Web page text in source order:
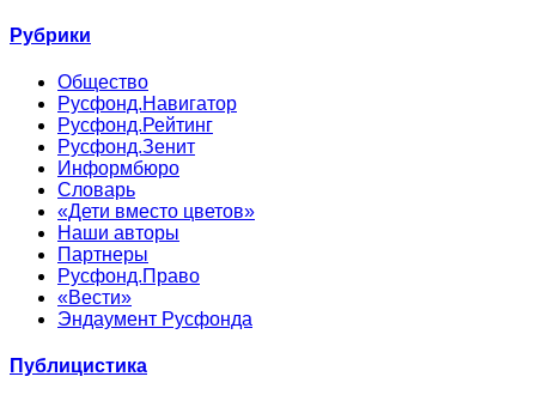
Рубрики
Общество
Русфонд.Навигатор
Русфонд.Рейтинг
Русфонд.Зенит
Информбюро
Словарь
«Дети вместо цветов»
Наши авторы
Партнеры
Русфонд.Право
«Вести»
Эндаумент Русфонда
Публицистика